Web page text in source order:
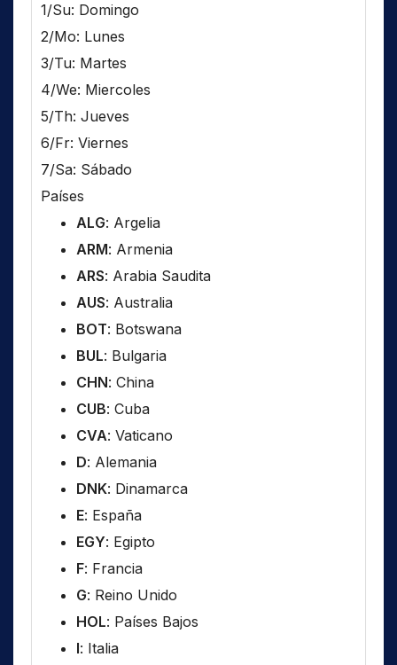
1/Su: Domingo
2/Mo: Lunes
3/Tu: Martes
4/We: Miercoles
5/Th: Jueves
6/Fr: Viernes
7/Sa: Sábado
Países
ALG: Argelia
ARM: Armenia
ARS: Arabia Saudita
AUS: Australia
BOT: Botswana
BUL: Bulgaria
CHN: China
CUB: Cuba
CVA: Vaticano
D: Alemania
DNK: Dinamarca
E: España
EGY: Egipto
F: Francia
G: Reino Unido
HOL: Países Bajos
I: Italia